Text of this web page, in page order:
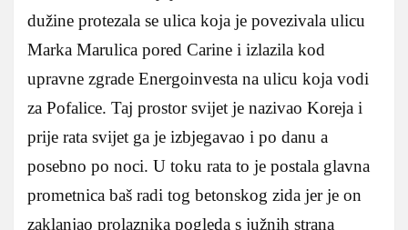
dužine protezala se ulica koja je povezivala ulicu
Marka Marulica pored Carine i izlazila kod
upravne zgrade Energoinvesta na ulicu koja vodi
za Pofalice. Taj prostor svijet je nazivao Koreja i
prije rata svijet ga je izbjegavao i po danu a
posebno po noci. U toku rata to je postala glavna
prometnica baš radi tog betonskog zida jer je on
zaklanjao prolaznika pogleda s južnih strana